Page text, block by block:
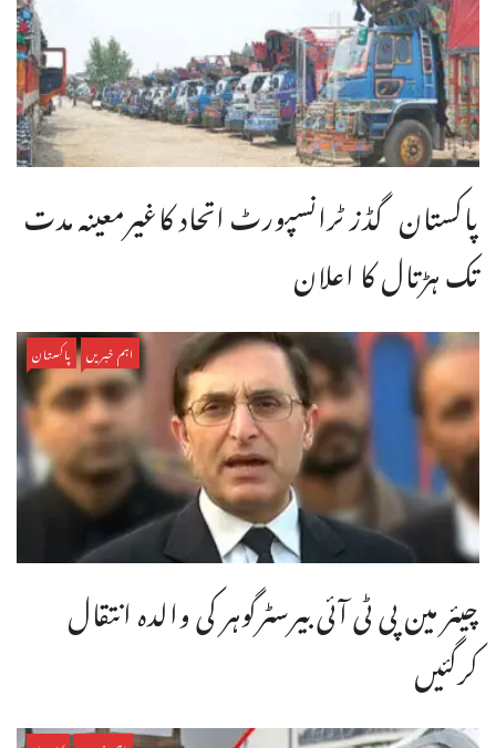
پاکستان گڈز ٹرانسپورٹ اتحاد کاغیرمعینہ مدت
تک ہڑتال کا اعلان
اہم خبریں پاکستان
چیئر مین پی ٹی آئی بیرسٹرگوہر کی والدہ انتقال
کرگئیں